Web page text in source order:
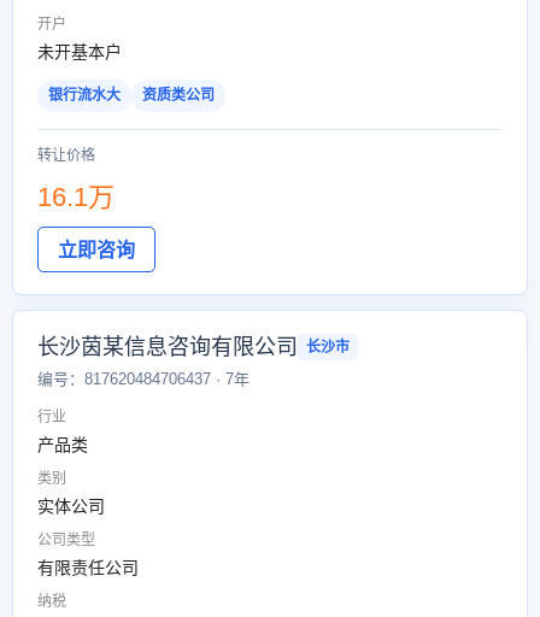
开户
未开基本户
银行流水大 资质类公司
转让价格
16.1万
立即咨询
长沙茵某信息咨询有限公司 长沙市
编号：817620484706437 · 7年
行业
产品类
类别
实体公司
公司类型
有限责任公司
纳税